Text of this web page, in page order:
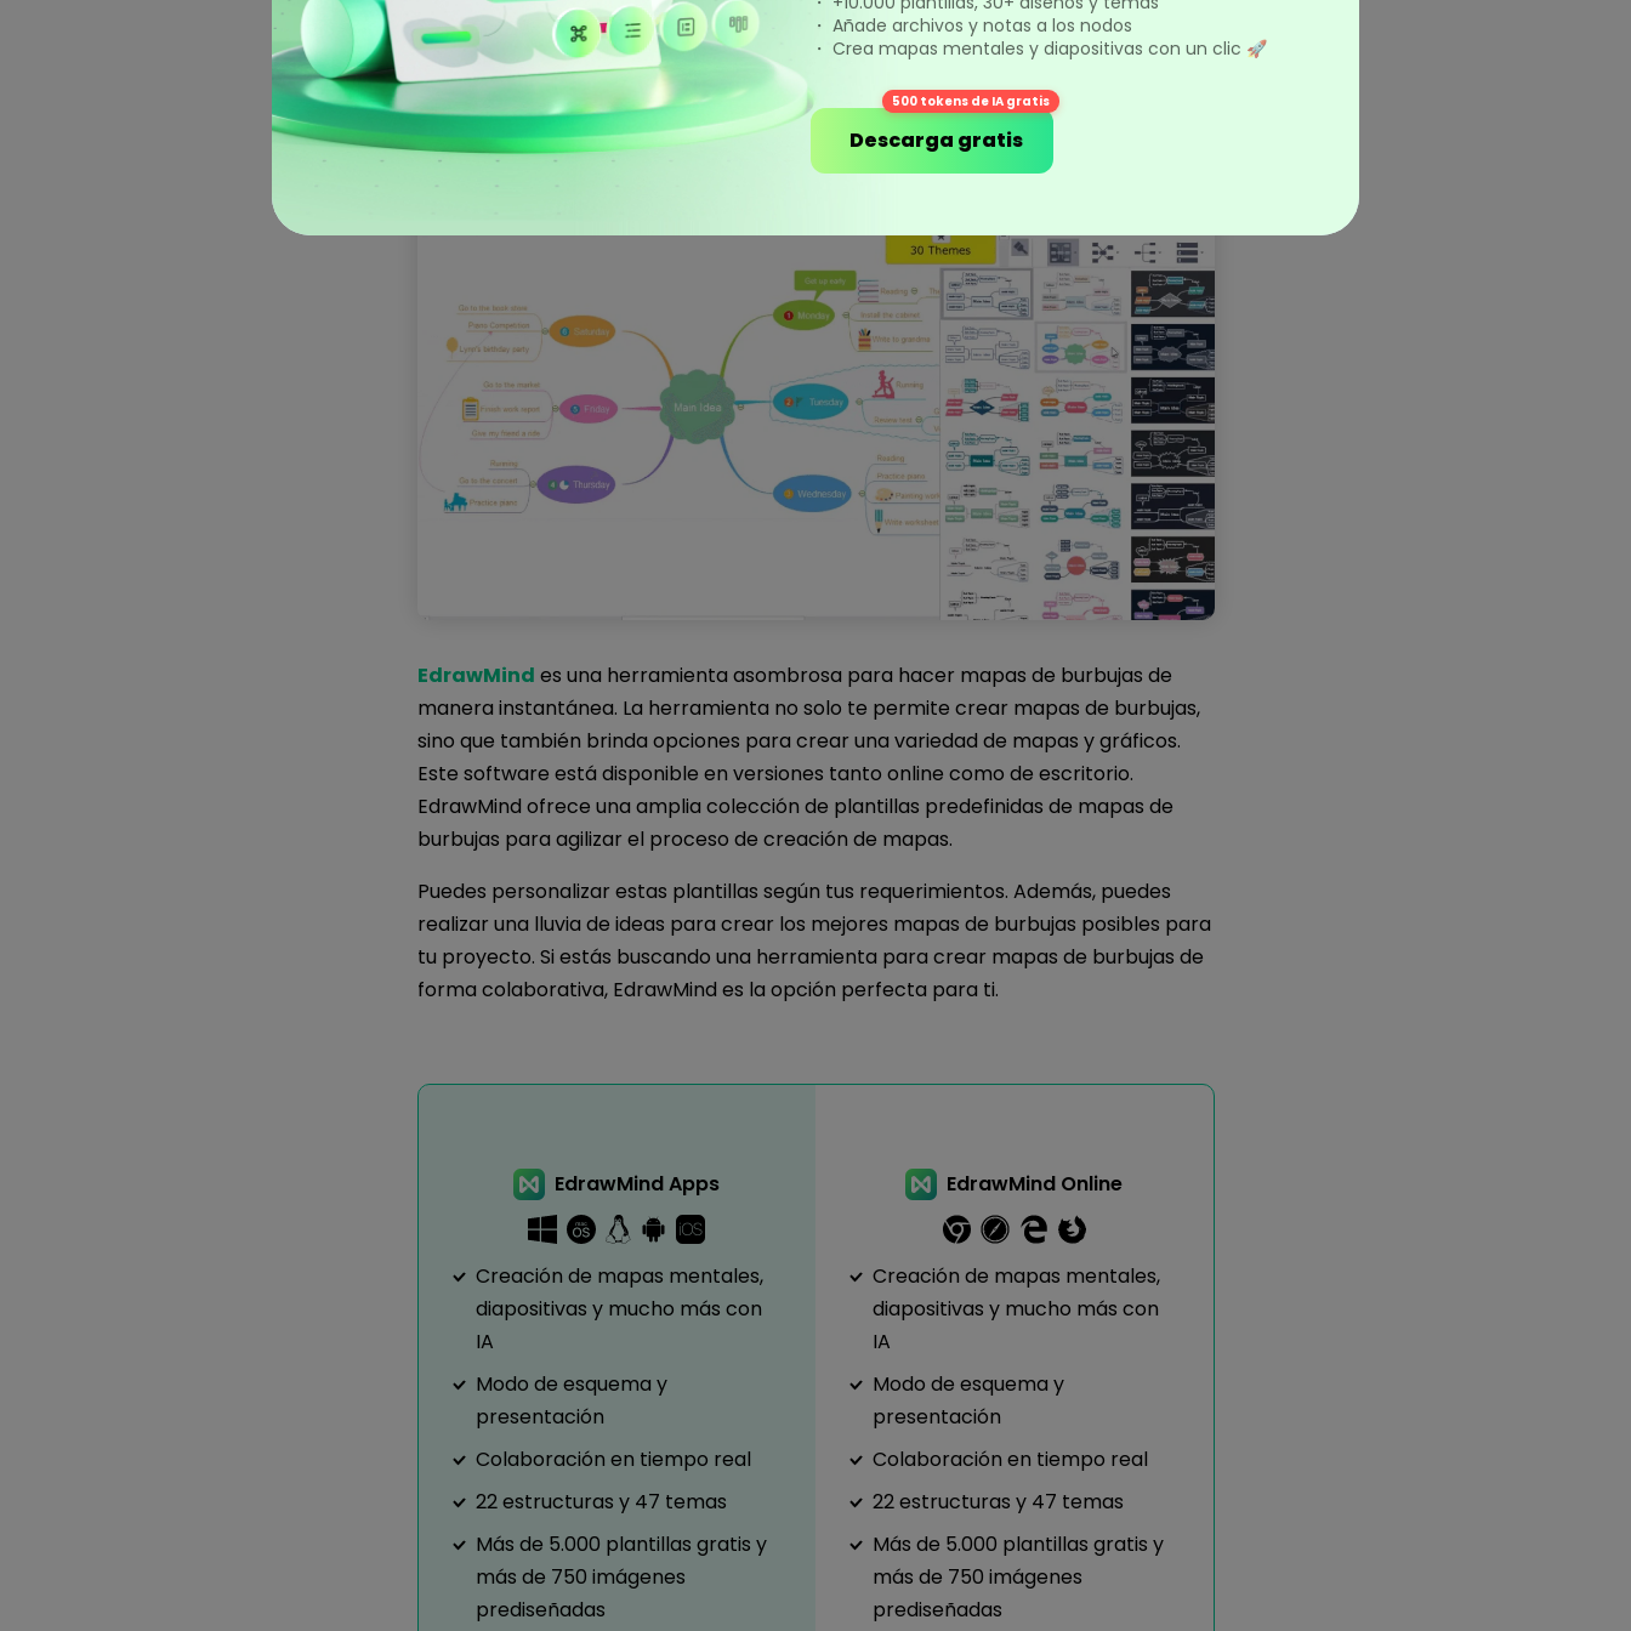
herramienta.
1. Wondershare EdrawMind
EdrawMind es una herramienta asombrosa para hacer mapas de burbujas de
manera instantánea. La herramienta no solo te permite crear mapas de burbujas,
sino que también brinda opciones para crear una variedad de mapas y gráficos.
Este software está disponible en versiones tanto online como de escritorio.
EdrawMind ofrece una amplia colección de plantillas predefinidas de mapas de
burbujas para agilizar el proceso de creación de mapas.
Puedes personalizar estas plantillas según tus requerimientos. Además, puedes
realizar una lluvia de ideas para crear los mejores mapas de burbujas posibles para
tu proyecto. Si estás buscando una herramienta para crear mapas de burbujas de
forma colaborativa, EdrawMind es la opción perfecta para ti.
EdrawMind Apps
Creación de mapas mentales,
diapositivas y mucho más con
IA
Modo de esquema y
presentación
Colaboración en tiempo real
22 estructuras y 47 temas
Más de 5.000 plantillas gratis y
más de 750 imágenes
prediseñadas
EdrawMind Online
Creación de mapas mentales,
diapositivas y mucho más con
IA
Modo de esquema y
presentación
Colaboración en tiempo real
22 estructuras y 47 temas
Más de 5.000 plantillas gratis y
más de 750 imágenes
prediseñadas
・ Añade archivos y notas a los nodos
・ Crea mapas mentales y diapositivas con un clic 🚀
500 tokens de IA gratis
Descarga gratis